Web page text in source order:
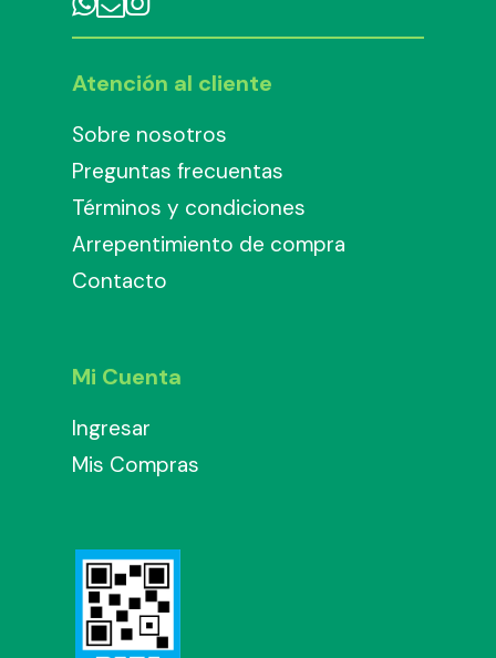
Atención al cliente
Sobre nosotros
Preguntas frecuentas
Términos y condiciones
Arrepentimiento de compra
Contacto
Mi Cuenta
Ingresar
Mis Compras